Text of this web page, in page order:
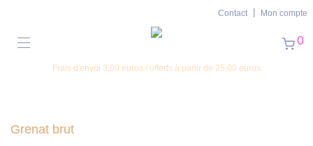
Contact Mon compte
0
Frais d'envoi 3,00 euros / offerts à partir de 25,00 euros
Grenat brut